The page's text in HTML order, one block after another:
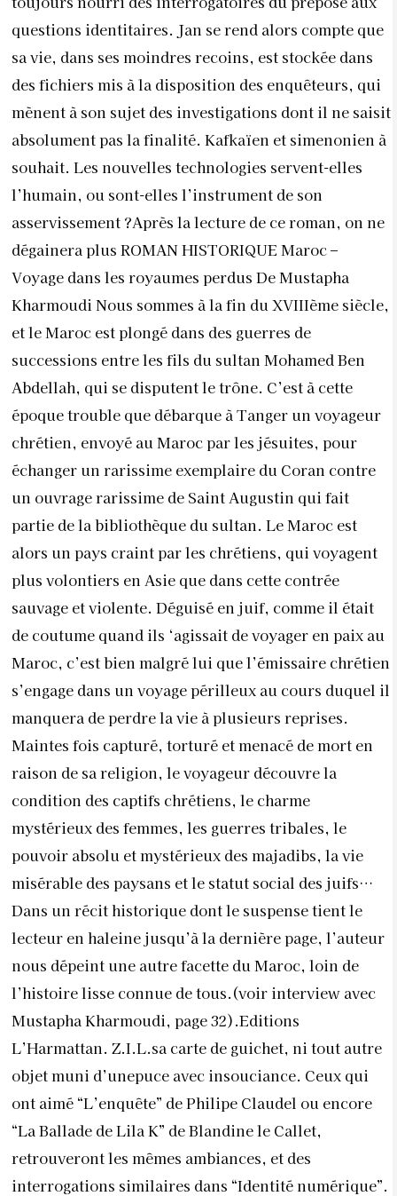
questions identitaires. Jan se rend alors compte que
sa vie, dans ses moindres recoins, est stockée dans
des fichiers mis à la disposition des enquêteurs, qui
mènent à son sujet des investigations dont il ne saisit
absolument pas la finalité. Kafkaïen et simenonien à
souhait. Les nouvelles technologies servent-elles
l’humain, ou sont-elles l’instrument de son
asservissement ?Après la lecture de ce roman, on ne
dégainera plus ROMAN HISTORIQUE Maroc –
Voyage dans les royaumes perdus De Mustapha
Kharmoudi Nous sommes à la fin du XVIIIème siècle,
et le Maroc est plongé dans des guerres de
successions entre les fils du sultan Mohamed Ben
Abdellah, qui se disputent le trône. C’est à cette
époque trouble que débarque à Tanger un voyageur
chrétien, envoyé au Maroc par les jésuites, pour
échanger un rarissime exemplaire du Coran contre
un ouvrage rarissime de Saint Augustin qui fait
partie de la bibliothèque du sultan. Le Maroc est
alors un pays craint par les chrétiens, qui voyagent
plus volontiers en Asie que dans cette contrée
sauvage et violente. Déguisé en juif, comme il était
de coutume quand ils ‘agissait de voyager en paix au
Maroc, c’est bien malgré lui que l’émissaire chrétien
s’engage dans un voyage périlleux au cours duquel il
manquera de perdre la vie à plusieurs reprises.
Maintes fois capturé, torturé et menacé de mort en
raison de sa religion, le voyageur découvre la
condition des captifs chrétiens, le charme
mystérieux des femmes, les guerres tribales, le
pouvoir absolu et mystérieux des majadibs, la vie
misérable des paysans et le statut social des juifs…
Dans un récit historique dont le suspense tient le
lecteur en haleine jusqu’à la dernière page, l’auteur
nous dépeint une autre facette du Maroc, loin de
l’histoire lisse connue de tous.(voir interview avec
Mustapha Kharmoudi, page 32).Editions
L’Harmattan. Z.I.L.sa carte de guichet, ni tout autre
objet muni d’unepuce avec insouciance. Ceux qui
ont aimé “L’enquête” de Philipe Claudel ou encore
“La Ballade de Lila K” de Blandine le Callet,
retrouveront les mêmes ambiances, et des
interrogations similaires dans “Identité numérique”.